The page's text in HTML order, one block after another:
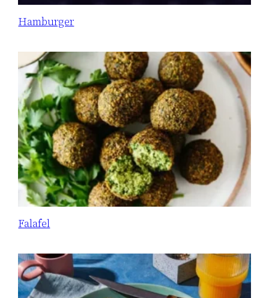
Hamburger
Falafel